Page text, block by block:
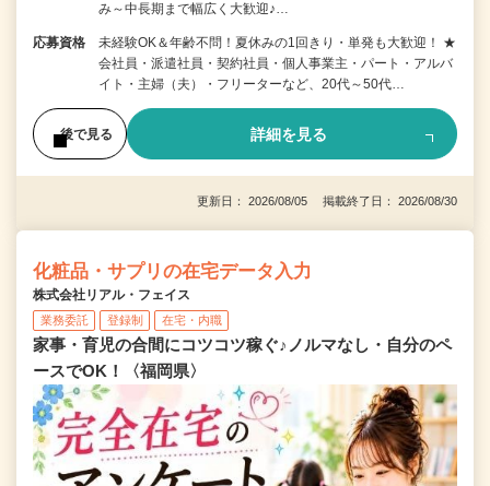
み～中長期まで幅広く大歓迎♪…
応募資格
未経験OK＆年齢不問！夏休みの1回きり・単発も大歓迎！ ★
会社員・派遣社員・契約社員・個人事業主・パート・アルバ
イト・主婦（夫）・フリーターなど、20代～50代…
後で見る 詳細を見る
更新日： 2026/08/05 掲載終了日： 2026/08/30
化粧品・サプリの在宅データ入力
株式会社リアル・フェイス
業務委託 登録制 在宅・内職
家事・育児の合間にコツコツ稼ぐ♪ノルマなし・自分のペ
ースでOK！〈福岡県〉